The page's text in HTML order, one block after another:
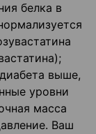
белка в
выше,
уровни
масса
Ваш